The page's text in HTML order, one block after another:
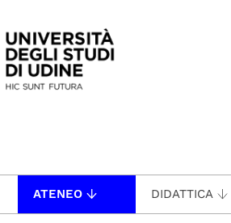
contenuto principale
ATENEO DIDATTICA